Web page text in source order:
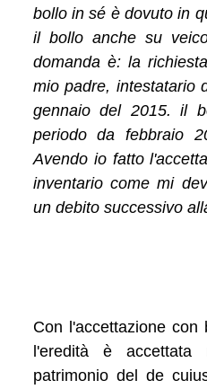
bollo in sé è dovuto in
il bollo anche su
domanda è: la
mio padre, intestatario
gennaio del 2015. il
periodo da febbraio
Avendo io fatto
inventario come mi
un debito successivo
Con l'accettazione con
l'eredità è
patrimonio del de